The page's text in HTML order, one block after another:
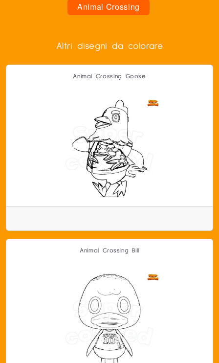
Animal Crossing
Altri disegni da colorare
Animal Crossing Goose
Animal Crossing Bill